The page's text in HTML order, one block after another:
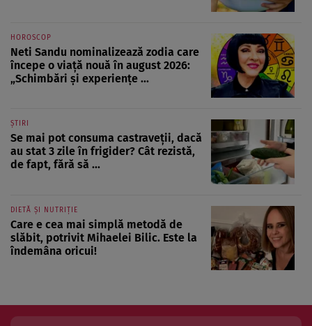
HOROSCOP
Neti Sandu nominalizează zodia care
începe o viață nouă în august 2026:
„Schimbări și experiențe ...
ȘTIRI
Se mai pot consuma castraveții, dacă
au stat 3 zile în frigider? Cât rezistă,
de fapt, fără să ...
DIETĂ ȘI NUTRIȚIE
Care e cea mai simplă metodă de
slăbit, potrivit Mihaelei Bilic. Este la
îndemâna oricui!